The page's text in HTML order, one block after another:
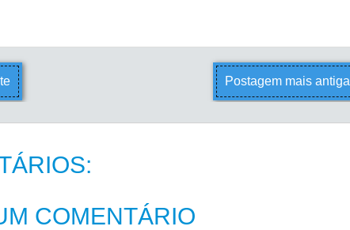
Postagem mais antiga
COMENTÁRIO